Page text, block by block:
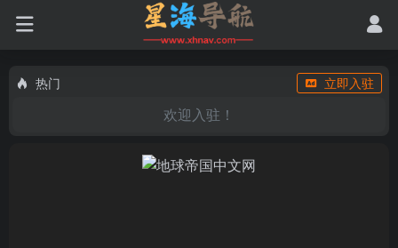
热门 立即入驻
欢迎入驻！